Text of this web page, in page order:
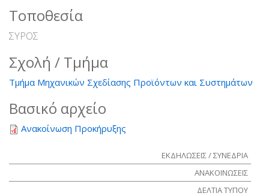
Τοποθεσία
ΣΥΡΟΣ
Σχολή / Τμήμα
Τμήμα Μηχανικών Σχεδίασης Προϊόντων και Συστημάτων
Βασικό αρχείο
Ανακοίνωση Προκήρυξης
ΕΚΔΗΛΩΣΕΙΣ / ΣΥΝΕΔΡΙΑ
ΑΝΑΚΟΙΝΩΣΕΙΣ
ΔΕΛΤΙΑ ΤΥΠΟΥ